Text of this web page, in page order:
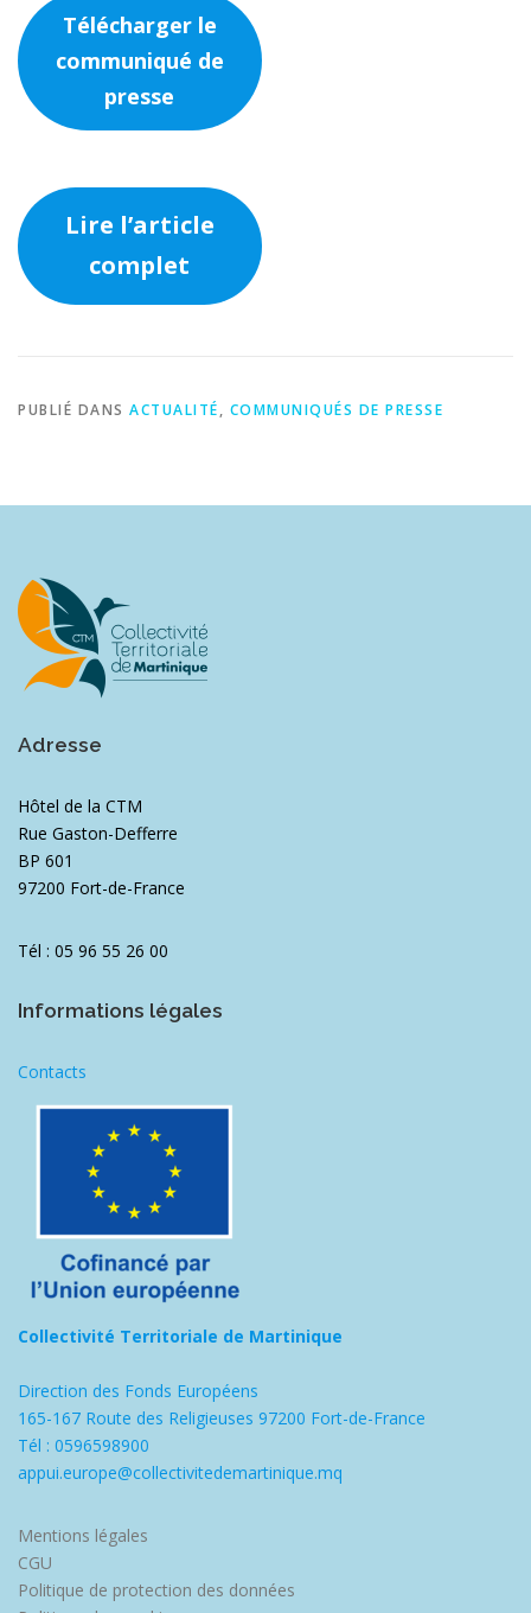
Télécharger le
communiqué de
presse
Lire l’article
complet
PUBLIÉ DANS ACTUALITÉ, COMMUNIQUÉS DE PRESSE
Adresse
Hôtel de la CTM
Rue Gaston-Defferre
BP 601
97200 Fort-de-France
Tél : 05 96 55 26 00
Informations légales
Contacts
Collectivité Territoriale de Martinique
Direction des Fonds Européens
165-167 Route des Religieuses 97200 Fort-de-France
Tél : 0596598900
appui.europe@collectivitedemartinique.mq
Mentions légales
CGU
Politique de protection des données